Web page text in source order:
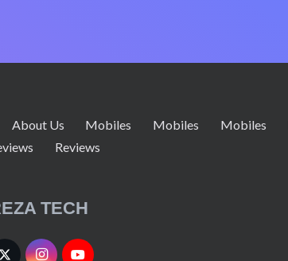
About Us Mobiles Mobiles Mobiles
Reviews
TECH